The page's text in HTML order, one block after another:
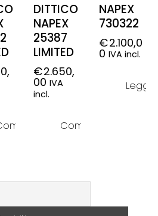
ora
DITTICO
NAPEX
25387
LIMITED
€2.650,
00 IVA
incl.
Compra ora
NAPEX
730322
€2.100,0
0 IVA incl.
Leggi